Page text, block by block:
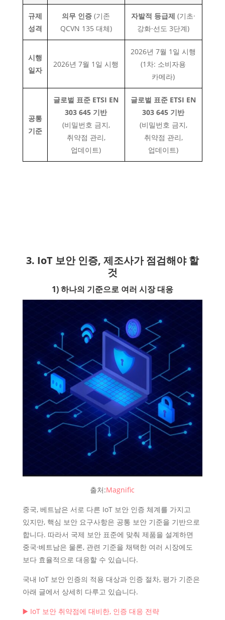
규제
성격
의무 인증 (기존
QCVN 135 대체)
자발적 등급제 (기초·
강화·선도 3단계)
시행
일자
2026년 7월 1일 시행
2026년 7월 1일 시행
(1차: 소비자용
카메라)
공통
기준
글로벌 표준 ETSI EN
303 645 기반
(비밀번호 금지,
취약점 관리,
업데이트)
글로벌 표준 ETSI EN
303 645 기반
(비밀번호 금지,
취약점 관리,
업데이트)
3. IoT 보안 인증, 제조사가 점검해야 할
것
1) 하나의 기준으로 여러 시장 대응
출처:Magnific
중국, 베트남은 서로 다른 IoT 보안 인증 체계를 가지고
있지만, 핵심 보안 요구사항은 공통 보안 기준을 기반으로
합니다. 따라서 국제 보안 표준에 맞춰 제품을 설계하면
중국·베트남은 물론, 관련 기준을 채택한 여러 시장에도
보다 효율적으로 대응할 수 있습니다.
국내 IoT 보안 인증의 적용 대상과 인증 절차, 평가 기준은
아래 글에서 상세히 다루고 있습니다.
▶️ IoT 보안 취약점에 대비한, 인증 대응 전략